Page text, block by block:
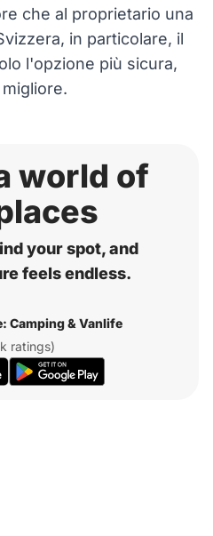
che al proprietario una
in particolare, il
l'opzione più sicura,
world of
your spot, and
feels endless.
Camping & Vanlife
ratings)